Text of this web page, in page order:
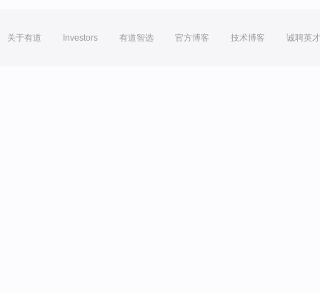
关于有道 Investors 有道智选 官方博客 技术博客 诚聘英才